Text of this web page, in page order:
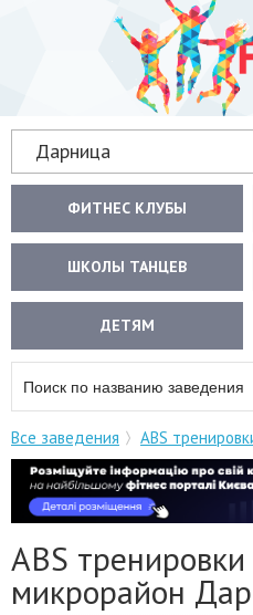
Дарница
ФИТНЕС КЛУБЫ
ШКОЛЫ ТАНЦЕВ
ДЕТЯМ
Все заведения ABS
ABS
микрорайон